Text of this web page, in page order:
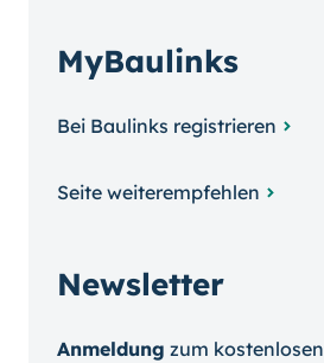
MyBaulinks
Bei Baulinks registrieren
Seite weiterempfehlen
Newsletter
Anmeldung zum kosten­losen